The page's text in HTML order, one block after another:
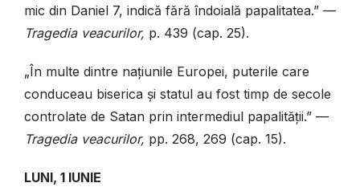
mic din Daniel 7, indică fără îndoială papalitatea.” —
Tragedia veacurilor, p. 439 (cap. 25).
„În multe dintre națiunile Europei, puterile care
conduceau biserica și statul au fost timp de secole
controlate de Satan prin intermediul papalității.” —
Tragedia veacurilor, pp. 268, 269 (cap. 15).
LUNI, 1 IUNIE